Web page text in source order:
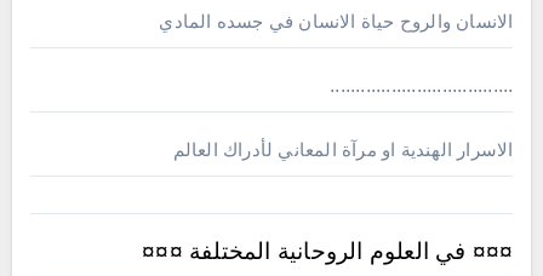
الانسان والروح حياة الانسان في جسده المادي
....................................
الاسرار الهندية او مرآة المعاني لأدراك العالم
¤¤¤ في العلوم الروحانية المختلفة ¤¤¤